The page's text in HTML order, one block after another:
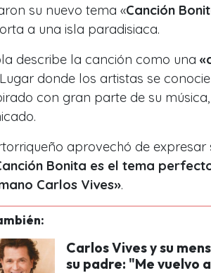
su nuevo tema «Canción
a una isla paradisiaca.
describe la canción como una
donde los artistas se
con gran parte de su
aprovechó de expresar
Bonita es el tema
Carlos Vives».
Carlos Vives y su
su padre: "Me vuelvo